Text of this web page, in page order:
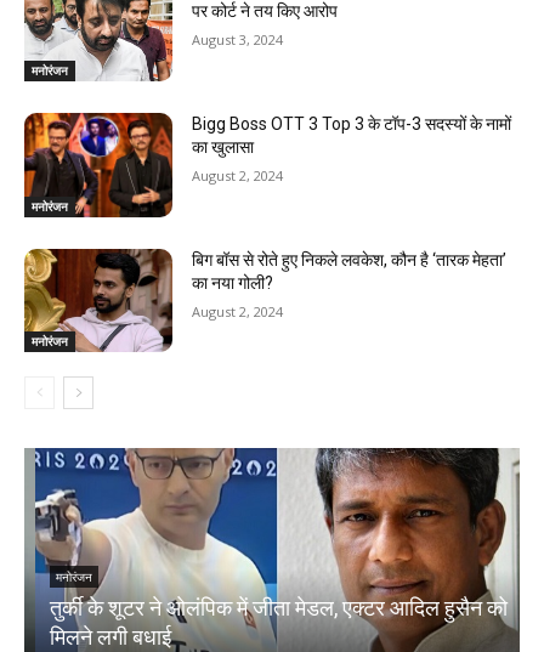
मनोरंजन
पर कोर्ट ने तय किए आरोप
August 3, 2024
मनोरंजन
Bigg Boss OTT 3 Top 3 के टॉप-3 सदस्यों के नामों
का खुलासा
August 2, 2024
मनोरंजन
बिग बॉस से रोते हुए निकले लवकेश, कौन है ‘तारक मेहता’
का नया गोली?
August 2, 2024
मनोरंजन
तुर्की के शूटर ने ओलंपिक में जीता मेडल, एक्टर आदिल हुसैन को
मिलने लगी बधाई